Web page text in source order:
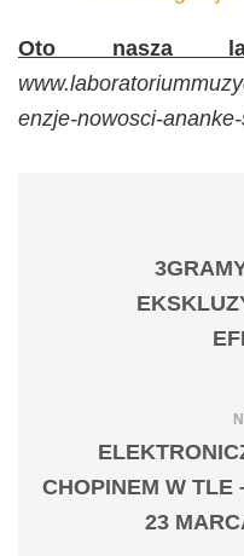
Oto nasza
enzje-nowosci-
CHOPINEM W TLE
23